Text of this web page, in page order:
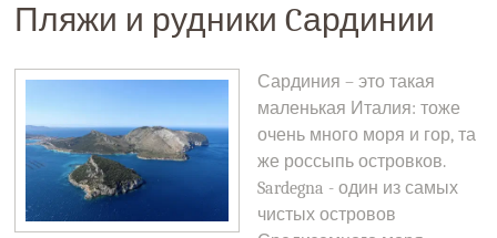
Пляжи и рудники Cардинии
Сардиния – это такая
маленькая Италия: тоже
очень много моря и гор, та
же россыпь островков.
Sardegna - один из самых
чистых островов